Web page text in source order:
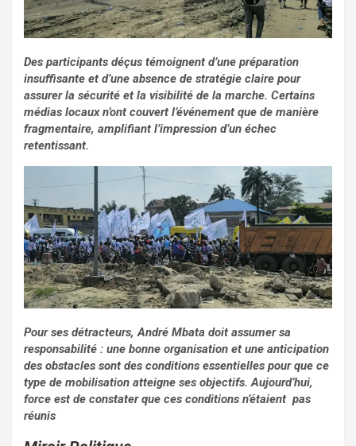
Des participants déçus témoignent d’une préparation
insuffisante et d’une absence de stratégie claire pour
assurer la sécurité et la visibilité de la marche. Certains
médias locaux n’ont couvert l’événement que de manière
fragmentaire, amplifiant l’impression d’un échec
retentissant.
Pour ses détracteurs, André Mbata doit assumer sa
responsabilité : une bonne organisation et une anticipation
des obstacles sont des conditions essentielles pour que ce
type de mobilisation atteigne ses objectifs. Aujourd’hui,
force est de constater que ces conditions n’étaient pas
réunis